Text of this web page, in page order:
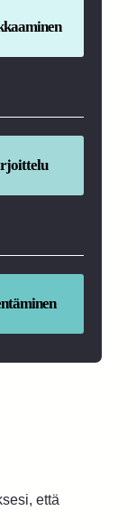
että